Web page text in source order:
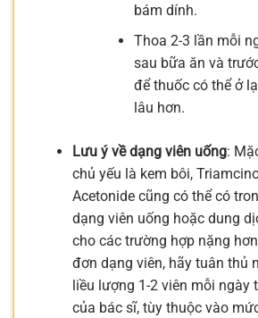
bám dính.
Thoa 2-3 lần mỗi
sau bữa ăn và
để thuốc có thể ở
lâu hơn.
Lưu ý về dạng viên uống:
chủ yếu là kem bôi,
Acetonide cũng có thể có
dạng viên uống hoặc dung
cho các trường hợp nặng
đơn dạng viên, hãy tuân thủ
liều lượng 1-2 viên mỗi ngày
của bác sĩ, tùy thuộc vào